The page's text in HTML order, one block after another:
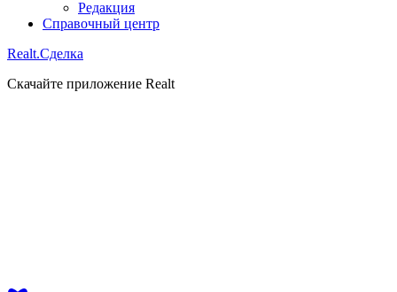
Редакция
Справочный центр
Realt.Сделка
Скачайте приложение Realt